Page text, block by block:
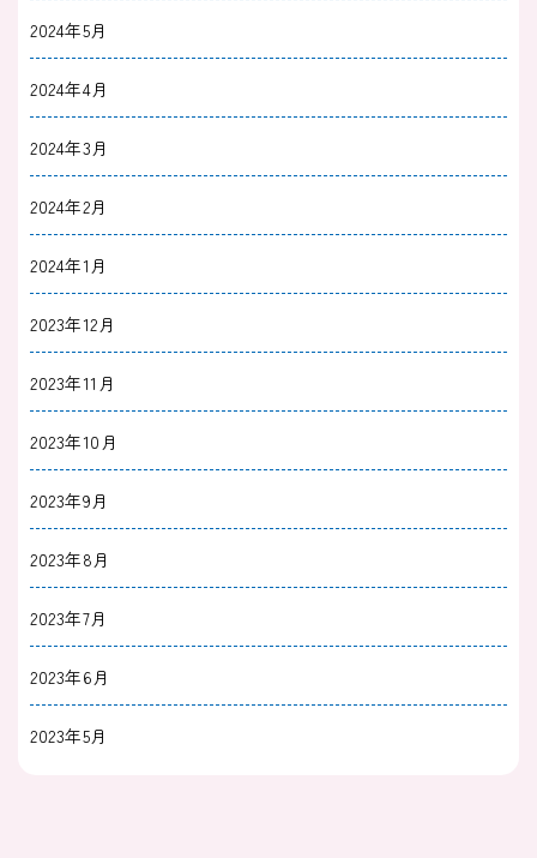
2024年5月
2024年4月
2024年3月
2024年2月
2024年1月
2023年12月
2023年11月
2023年10月
2023年9月
2023年8月
2023年7月
2023年6月
2023年5月